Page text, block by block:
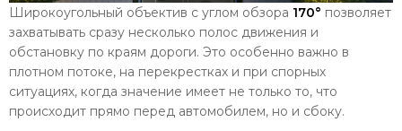
Широкоугольный объектив с углом обзора 170° позволяет
захватывать сразу несколько полос движения и
обстановку по краям дороги. Это особенно важно в
плотном потоке, на перекрестках и при спорных
ситуациях, когда значение имеет не только то, что
происходит прямо перед автомобилем, но и сбоку.